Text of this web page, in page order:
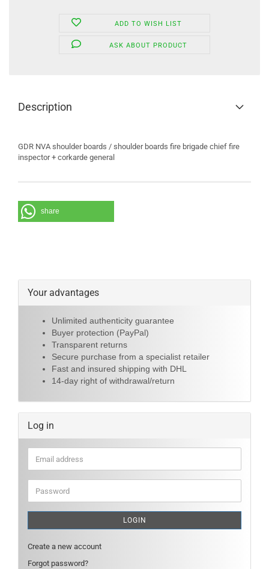
ADD TO WISH LIST
ASK ABOUT PRODUCT
Description
GDR NVA shoulder boards / shoulder boards fire brigade chief fire
inspector + corkarde general
share
Your advantages
Unlimited authenticity guarantee
Buyer protection (PayPal)
Transparent returns
Secure purchase from a specialist retailer
Fast and insured shipping with DHL
14-day right of withdrawal/return
Log in
Email
address
Password
LOGIN
Create a new account
Forgot password?